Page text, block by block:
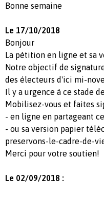
Bonne semaine
Le 17/10/2018
Bonjour
La pétition en ligne et sa
Notre objectif de
des électeurs d'ici mi-
Il y a urgence à ce stade
Mobilisez-vous et faites
- en ligne en partageant
- ou sa version papier
preservons-le-cadre-de-
Merci pour votre soutien!
Le 02/09/2018 :